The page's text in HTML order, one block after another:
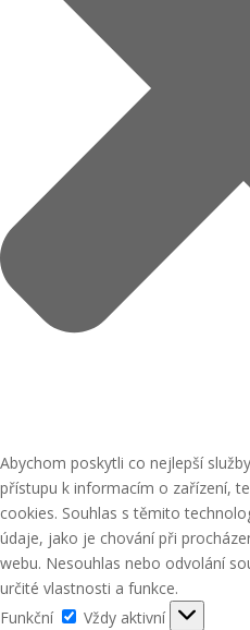
Abychom poskytli co nejlepší
přístupu k informacím o zařízení,
cookies. Souhlas s těmito
údaje, jako je chování při
webu. Nesouhlas nebo odvolání
určité vlastnosti a funkce.
Funkční
Funkční
Vždy aktivní